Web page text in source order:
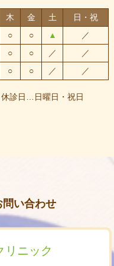
木 金 土
日・祝
○ ○ ▲
／
○ ○ ／
／
○ ○ ／ ／
診日…日曜日・祝日
問い合わせ
リニック